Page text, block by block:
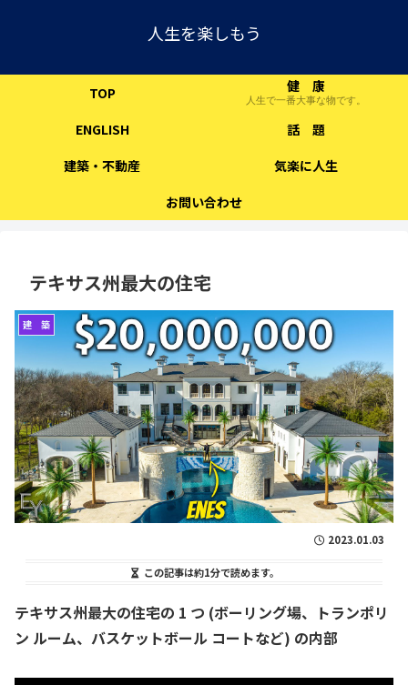
人生を楽しもう
TOP 健 康
人生で一番大事な物です。
ENGLISH
話 題
建築・不動産
気楽に人生
お問い合わせ
テキサス州最大の住宅
建 築
2023.01.03
この記事は約1分で読めます。
テキサス州最大の住宅の 1 つ (ボーリング場、トランポリ
ン ルーム、バスケットボール コートなど) の内部